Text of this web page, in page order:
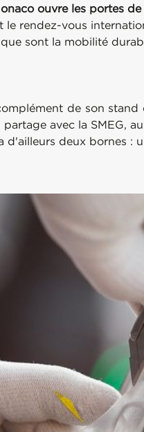
ouvre les portes
le rendez-vous
sont la mobilité
de son
avec la SMEG,
d'ailleurs deux bornes :